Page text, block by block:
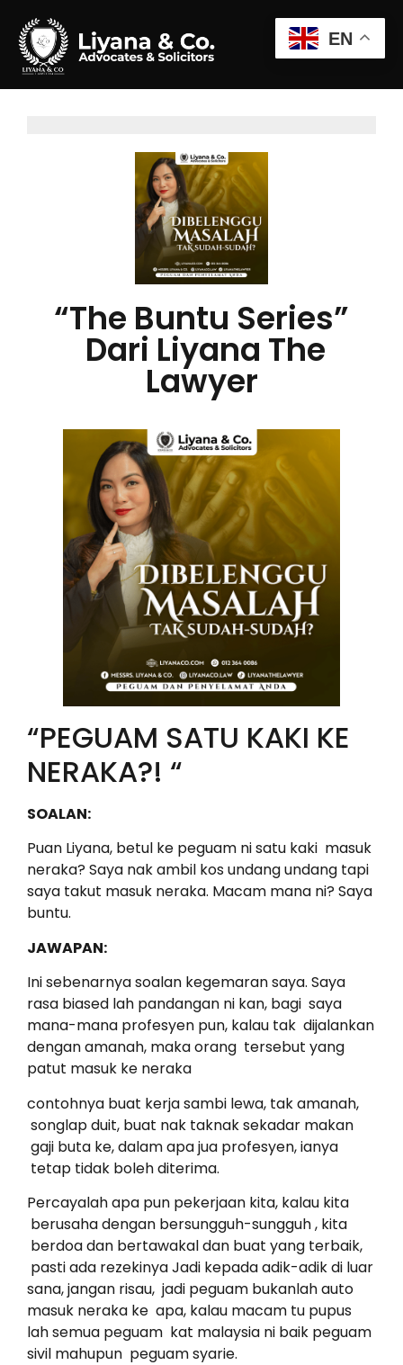
“The Buntu Series”
Dari Liyana The
Lawyer
“PEGUAM SATU KAKI KE
NERAKA?! “
SOALAN:
Puan Liyana, betul ke peguam ni satu kaki masuk
neraka? Saya nak ambil kos undang undang tapi
saya takut masuk neraka. Macam mana ni? Saya
buntu.
JAWAPAN:
Ini sebenarnya soalan kegemaran saya. Saya
rasa biased lah pandangan ni kan, bagi saya
mana-mana profesyen pun, kalau tak dijalankan
dengan amanah, maka orang tersebut yang
patut masuk ke neraka
contohnya buat kerja sambi lewa, tak amanah,
songlap duit, buat nak taknak sekadar makan
gaji buta ke, dalam apa jua profesyen, ianya
tetap tidak boleh diterima.
Percayalah apa pun pekerjaan kita, kalau kita
berusaha dengan bersungguh-sungguh , kita
berdoa dan bertawakal dan buat yang terbaik,
pasti ada rezekinya Jadi kepada adik-adik di luar
sana, jangan risau, jadi peguam bukanlah auto
masuk neraka ke apa, kalau macam tu pupus
lah semua peguam kat malaysia ni baik peguam
sivil mahupun peguam syarie.
EN